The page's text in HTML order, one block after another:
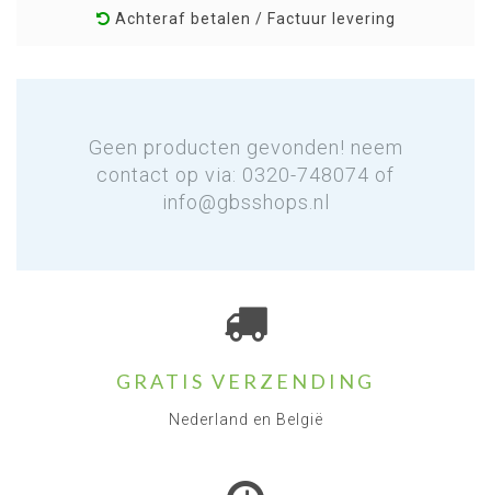
Achteraf betalen / Factuur levering
Geen producten gevonden! neem
contact op via: 0320-748074 of
info@gbsshops.nl
GRATIS VERZENDING
Nederland en België